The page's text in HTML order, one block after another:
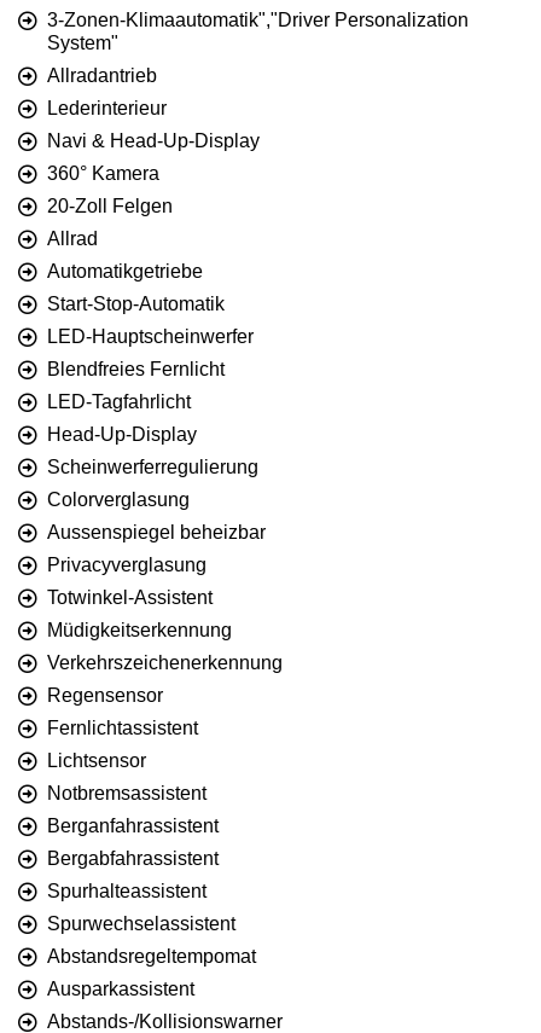
3-Zonen-Klimaautomatik","Driver Personalization
System"
Allradantrieb
Lederinterieur
Navi & Head-Up-Display
360° Kamera
20-Zoll Felgen
Allrad
Automatikgetriebe
Start-Stop-Automatik
LED-Hauptscheinwerfer
Blendfreies Fernlicht
LED-Tagfahrlicht
Head-Up-Display
Scheinwerferregulierung
Colorverglasung
Aussenspiegel beheizbar
Privacyverglasung
Totwinkel-Assistent
Müdigkeitserkennung
Verkehrszeichenerkennung
Regensensor
Fernlichtassistent
Lichtsensor
Notbremsassistent
Berganfahrassistent
Bergabfahrassistent
Spurhalteassistent
Spurwechselassistent
Abstandsregeltempomat
Ausparkassistent
Abstands-/Kollisionswarner